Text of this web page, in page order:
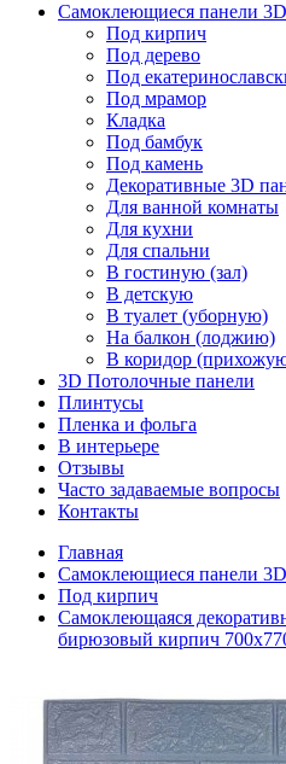
Самоклеющиеся панели 3D
Под кирпич
Под дерево
Под
Под мрамор
Кладка
Под бамбук
Под камень
Декоративные 3D
Для ванной комнаты
Для кухни
Для спальни
В гостиную (зал)
В детскую
В туалет (уборную)
На балкон (лоджию)
В коридор
3D Потолочные панели
Плинтусы
Пленка и фольга
В интерьере
Отзывы
Часто задаваемые вопросы
Контакты
Главная
Самоклеющиеся панели 3D
Под кирпич
Самоклеющаяся
бирюзовый кирпич